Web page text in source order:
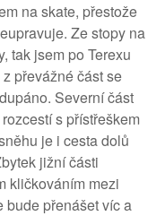
na skate, přestože
Ze stopy na
tak jsem po Terexu
převážné část se
Severní část
s přístřeškem
je i cesta dolů
jižní části
kličkováním mezi
bude přenášet víc a